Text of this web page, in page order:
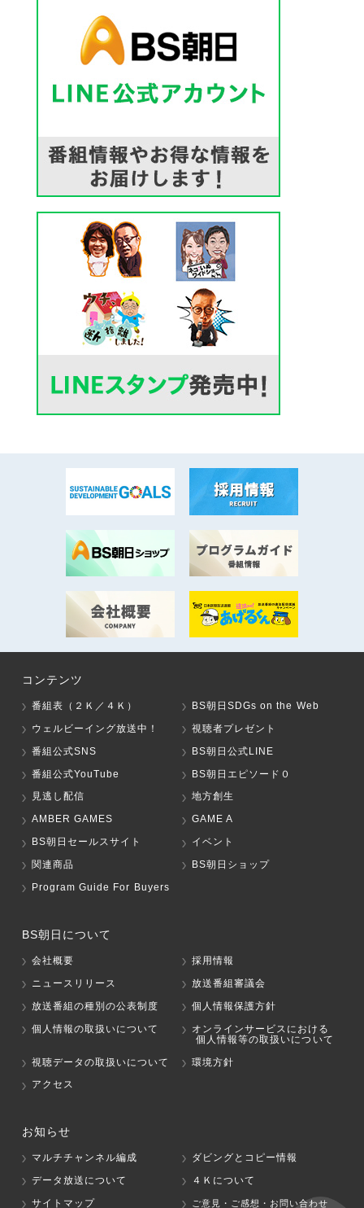
コンテンツ
番組表（２Ｋ／４Ｋ）
BS朝日SDGs on the Web
ウェルビーイング放送中！
視聴者プレゼント
番組公式SNS
BS朝日公式LINE
番組公式YouTube
BS朝日エピソード０
見逃し配信
地方創生
AMBER GAMES
GAME A
BS朝日セールスサイト
イベント
関連商品
BS朝日ショップ
Program Guide For Buyers
BS朝日について
会社概要
採用情報
ニュースリリース
放送番組審議会
放送番組の種別の公表制度
個人情報保護方針
個人情報の取扱いについて
オンラインサービスにおける
個人情報等の取扱いについて
視聴データの取扱いについて
環境方針
アクセス
お知らせ
マルチチャンネル編成
ダビングとコピー情報
データ放送について
４Ｋについて
サイトマップ
ご意見・ご感想・お問い合わせ